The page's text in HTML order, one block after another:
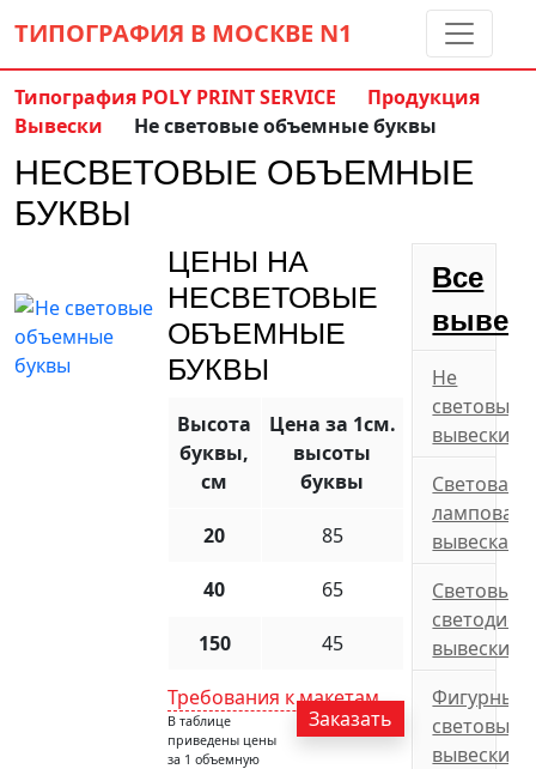
ТИПОГРАФИЯ В МОСКВЕ N1
Контакты: (5 метров от м. Дмитровская)
info@ppsprint.ru 8 495 797-35-59
Обратный звонок
Типография POLY PRINT SERVICE
Продукция
Вывески
Не световые объемные буквы
НЕСВЕТОВЫЕ ОБЪЕМНЫЕ
БУКВЫ
ЦЕНЫ НА
НЕСВЕТОВЫЕ
ОБЪЕМНЫЕ
БУКВЫ
Высота
буквы,
см
Цена за 1см.
высоты
буквы
20 85
40 65
150 45
Требования к макетам
Заказать
В таблице
приведены цены
за 1 объемную
Все
Не
световые
вывески
Световая
ламповая
вывеска
Световые
вывески
Фигурные
световые
вывески